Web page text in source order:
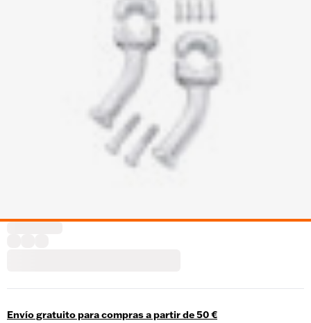
Envío gratuito para compras a partir de 50 €